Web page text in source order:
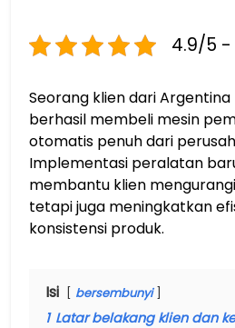
4.9/5 -
Seorang klien dari
berhasil membeli mesin
otomatis penuh dari
Implementasi peralatan
membantu klien
tetapi juga meningkatkan
konsistensi produk.
Isi bersembunyi
1 Latar belakang klien dan